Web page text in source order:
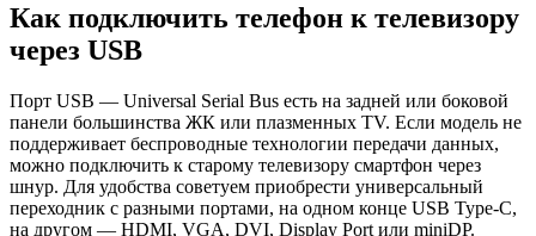
Как подключить телефон к телевизору
через USB
Порт USB — Universal Serial Bus есть на задней или боковой
панели большинства ЖК или плазменных TV. Если модель не
поддерживает беспроводные технологии передачи данных,
можно подключить к старому телевизору смартфон через
шнур. Для удобства советуем приобрести универсальный
переходник с разными портами, на одном конце USB Type-C,
на другом — HDMI, VGA, DVI, Display Port или miniDP.